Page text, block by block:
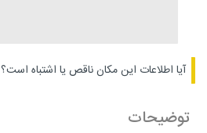
آیا اطلاعات این مکان ناقص یا اشتباه است؟
توضیحات